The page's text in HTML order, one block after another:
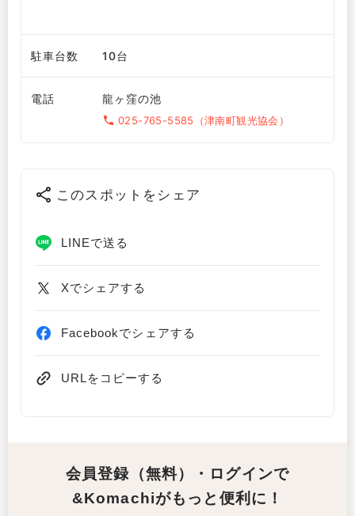
駐車台数 10台
電話 龍ヶ窪の池
025-765-5585（津南町観光協会）
このスポットをシェア
LINEで送る
Xでシェアする
Facebookでシェアする
URLをコピーする
会員登録（無料）・ログインで
&Komachiがもっと便利に！